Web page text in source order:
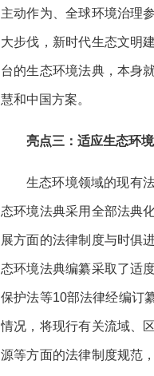
主动作为、全球环境治理
大步伐，新时代生态文明
台的生态环境法典，本身
慧和中国方案。
亮点三：适应生态环
生态环境领域的现有
态环境法典采用全部法典
展方面的法律制度与时俱
态环境法典编纂采取了适
保护法等10部法律经编订
情况，将现行有关流域、
源等方面的法律制度规范